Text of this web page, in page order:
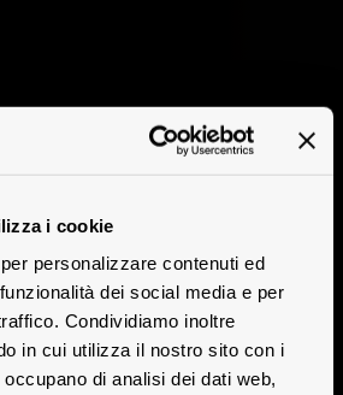
i cookie
personalizzare contenuti ed
dei social media e per
Condividiamo inoltre
in cui utilizza il nostro sito con i
di analisi dei dati web,